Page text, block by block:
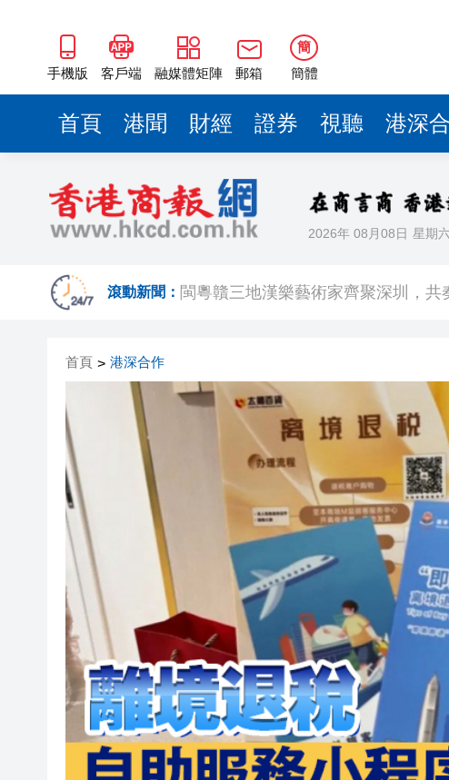
手機版 客戶端 融媒體矩陣 郵箱
簡
簡體
首頁 港聞 財經 證券 視聽 港深
2026年 08月08日 星期
滾動新聞：
50餘位頂尖專家共話時代命題
海南澄邁文儒煥新升級 五組數據見證
梁振英率港區全國政協委員考察團來
山東26戶省屬國企去年合計營收2.58
瀋陽鐵西校園閱讀活動解鎖閱讀新玩法
有片丨外交部回應特朗普委內瑞拉石
梁振英率港區全國政協委員考察團來
2025年海南儋州以舊換新帶動消費約
山東26戶省屬國企去年合計營收2.58
瀋陽鐵西校園閱讀活動解鎖閱讀新玩
閩粵贛三地漢樂藝術家齊聚深圳，共
有片丨外交部回應特朗普委內瑞拉
首頁 > 港深合作